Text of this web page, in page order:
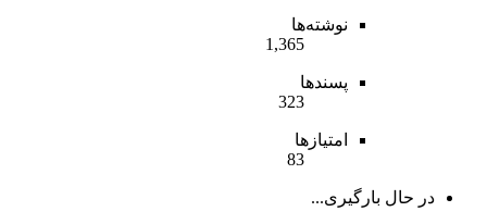
نوشته‌ها
1,365
پسندها
323
امتیازها
83
در حال بارگیری...